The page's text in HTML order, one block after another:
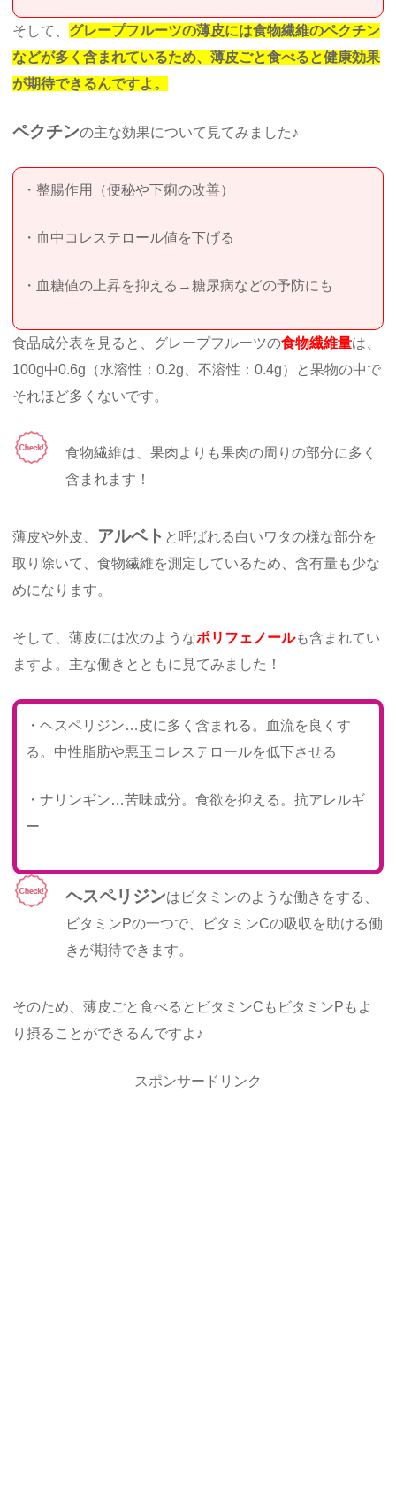
そして、 グレープフルーツの薄皮には食物繊維のペクチン
などが多く含まれているため、薄皮ごと食べると健康効果
が期待できるんですよ。
ペクチンの主な効果について見てみました♪
・整腸作用（便秘や下痢の改善）
・血中コレステロール値を下げる
・血糖値の上昇を抑える→糖尿病などの予防にも
食品成分表を見ると、グレープフルーツの食物繊維量は、
100g中0.6g（水溶性：0.2g、不溶性：0.4g）と果物の中で
それほど多くないです。
食物繊維は、果肉よりも果肉の周りの部分に多く
含まれます！
薄皮や外皮、 アルベト と呼ばれる白いワタの様な部分を
取り除いて、食物繊維を測定しているため、含有量も少な
めになります。
そして、薄皮には次のようなポリフェノールも含まれてい
ますよ。主な働きとともに見てみました！
・ヘスペリジン…皮に多く含まれる。血流を良くす
る。中性脂肪や悪玉コレステロールを低下させる
・ナリンギン…苦味成分。食欲を抑える。抗アレルギ
ー
ヘスペリジンはビタミンのような働きをする、
ビタミンPの一つで、ビタミンCの吸収を助ける働
きが期待できます。
そのため、薄皮ごと食べるとビタミンCもビタミンPもよ
り摂ることができるんですよ♪
スポンサードリンク